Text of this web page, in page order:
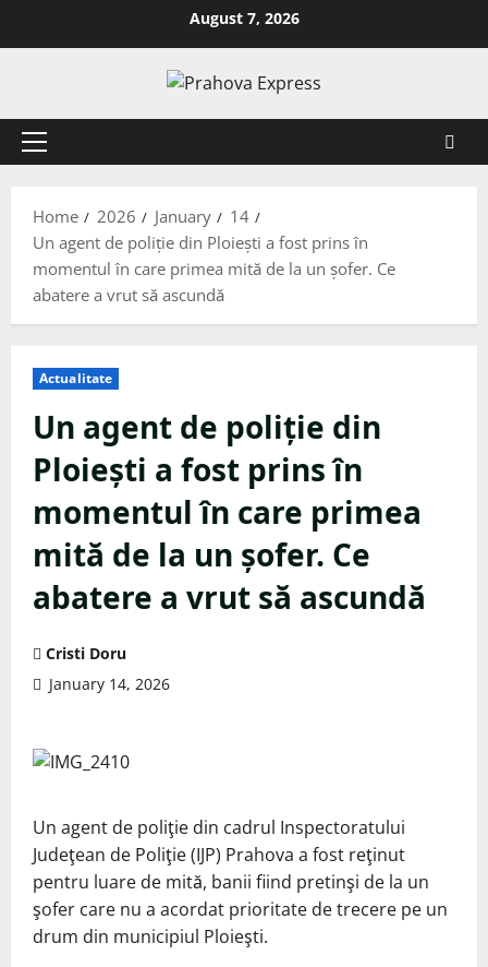
August 7, 2026
Home 2026 January
14
Un agent de poliție din Ploiești a fost prins în
momentul în care primea mită de la un șofer. Ce
abatere a vrut să ascundă
Actualitate
Un agent de poliție din
Ploiești a fost prins în
momentul în care primea
mită de la un șofer. Ce
abatere a vrut să ascundă
Cristi Doru
January 14, 2026
Un agent de poliţie din cadrul Inspectoratului
Judeţean de Poliţie (IJP) Prahova a fost reţinut
pentru luare de mită, banii fiind pretinşi de la un
şofer care nu a acordat prioritate de trecere pe un
drum din municipiul Ploieşti.